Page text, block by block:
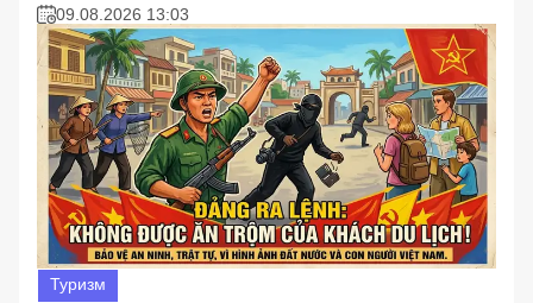
09.08.2026 13:03
Туризм